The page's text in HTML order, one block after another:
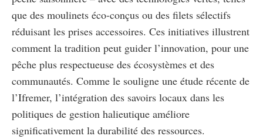
que des moulinets éco-conçus ou des filets sélectifs
réduisant les prises accessoires. Ces initiatives illustrent
comment la tradition peut guider l’innovation, pour une
pêche plus respectueuse des écosystèmes et des
communautés. Comme le souligne une étude récente de
l’Ifremer, l’intégration des savoirs locaux dans les
politiques de gestion halieutique améliore
significativement la durabilité des ressources.